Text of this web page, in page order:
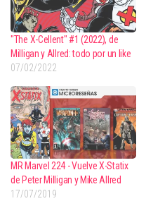
"The X-Cellent" #1 (2022), de
Milligan y Allred: todo por un like
07/02/2022
MR Marvel 224 - Vuelve X-Statix
de Peter Milligan y Mike Allred
17/07/2019